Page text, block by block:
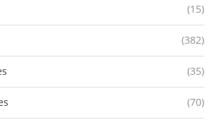
(15)
(382)
(35)
(70)